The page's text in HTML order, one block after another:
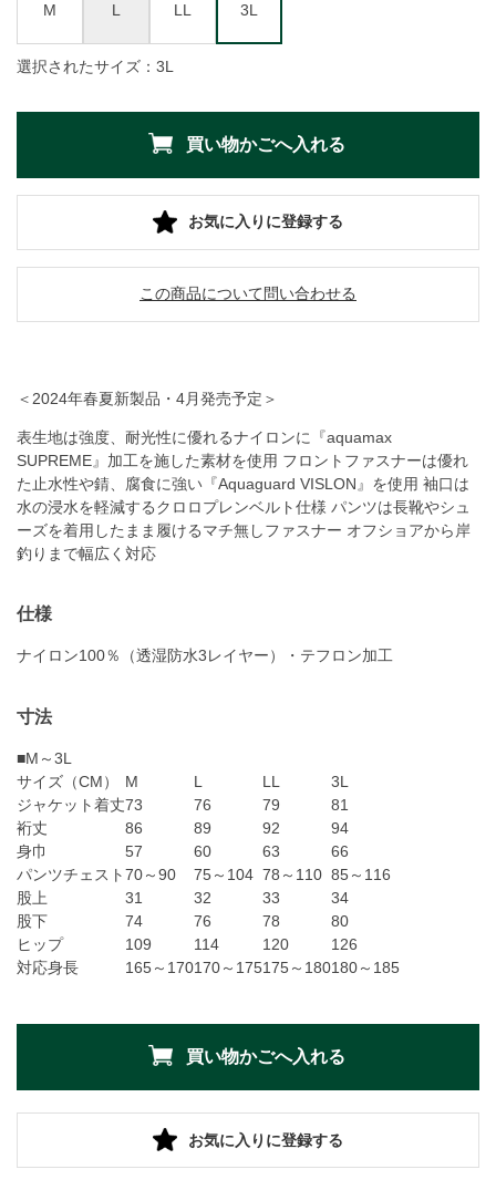
M L LL 3L
選択されたサイズ：3L
お気に入りに登録する
この商品について問い合わせる
＜2024年春夏新製品・4月発売予定＞
表生地は強度、耐光性に優れるナイロンに『aquamax
SUPREME』加工を施した素材を使用 フロントファスナーは優れ
た止水性や錆、腐食に強い『Aquaguard VISLON』を使用 袖口は
水の浸水を軽減するクロロプレンベルト仕様 パンツは長靴やシュ
ーズを着用したまま履けるマチ無しファスナー オフショアから岸
釣りまで幅広く対応
仕様
ナイロン100％（透湿防水3レイヤー）・テフロン加工
寸法
■M～3L
サイズ（CM）
M L LL
3L
ジャケット着丈73 76 79
81
裄丈
86 89 92
94
身巾
57 60 63
66
パンツチェスト70～90 75～104 78～110 85～116
股上
31 32 33
34
股下
74 76 78
80
ヒップ
109 114 120
126
対応身長
165～170170～175175～180180～185
お気に入りに登録する